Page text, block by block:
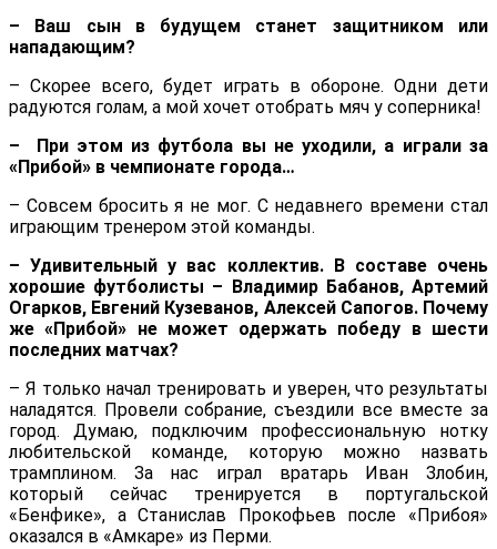
­­– Ваш сын в будущем станет защитником или
нападающим?
– Скорее всего, будет играть в обороне. Одни дети
радуются голам, а мой хочет отобрать мяч у соперника!
– При этом из футбола вы не уходили, а играли за
«Прибой» в чемпионате города…
– Совсем бросить я не мог. С недавнего времени стал
играющим тренером этой команды.
– Удивительный у вас коллектив. В составе очень
хорошие футболисты – Владимир Бабанов, Артемий
Огарков, Евгений Кузеванов, Алексей Сапогов. Почему
же «Прибой» не может одержать победу в шести
последних матчах?
– Я только начал тренировать и уверен, что результаты
наладятся. Провели собрание, съездили все вместе за
город. Думаю, подключим профессиональную нотку
любительской команде, которую можно назвать
трамплином. За нас играл вратарь Иван Злобин,
который сейчас тренируется в португальской
«Бенфике», а Станислав Прокофьев после «Прибоя»
оказался в «Амкаре» из Перми.